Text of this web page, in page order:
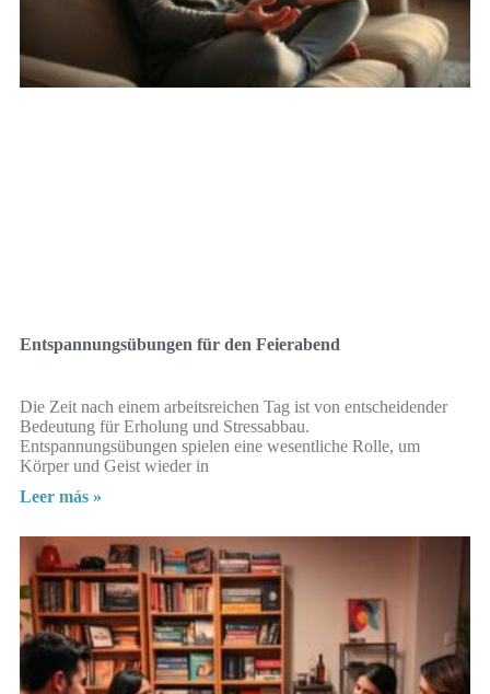
Entspannungsübungen für den Feierabend
Die Zeit nach einem arbeitsreichen Tag ist von entscheidender
Bedeutung für Erholung und Stressabbau.
Entspannungsübungen spielen eine wesentliche Rolle, um
Körper und Geist wieder in
Leer más »